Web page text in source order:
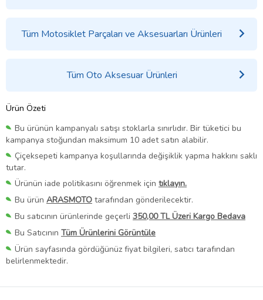
Tüm Motosiklet Parçaları ve Aksesuarları Ürünleri
Tüm Oto Aksesuar Ürünleri
Ürün Özeti
Bu ürünün kampanyalı satışı stoklarla sınırlıdır. Bir tüketici bu
kampanya stoğundan maksimum 10 adet satın alabilir.
Çiçeksepeti kampanya koşullarında değişiklik yapma hakkını saklı
tutar.
Ürünün iade politikasını öğrenmek için tıklayın.
Bu ürün ARASMOTO tarafından gönderilecektir.
Bu satıcının ürünlerinde geçerli 350,00 TL Üzeri Kargo Bedava
Bu Satıcının Tüm Ürünlerini Görüntüle
Ürün sayfasında gördüğünüz fiyat bilgileri, satıcı tarafından
belirlenmektedir.